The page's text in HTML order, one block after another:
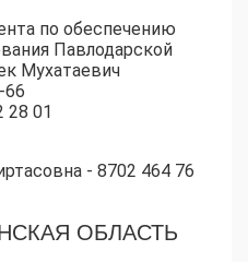
по обеспечению
Павлодарской
Мухатаевич
66
28 01
- 8702 464 76
ОБЛАСТЬ